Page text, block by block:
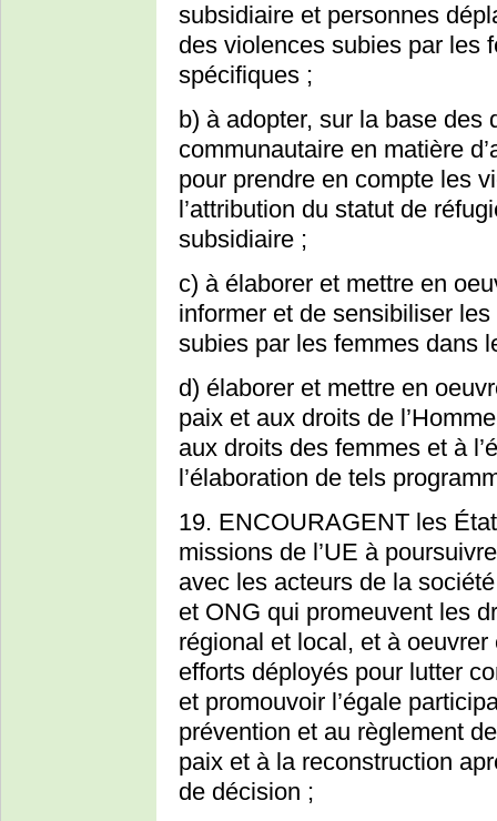
subsidiaire et personnes
des violences subies par les
spécifiques ;
b) à adopter, sur la base des
communautaire en matière
pour prendre en compte les
l’attribution du statut de
subsidiaire ;
c) à élaborer et mettre en
informer et de sensibiliser
subies par les femmes dans
d) élaborer et mettre en
paix et aux droits de
aux droits des femmes et à
l’élaboration de tels
19. ENCOURAGENT les
missions de l’UE à
avec les acteurs de la
et ONG qui promeuvent les
régional et local, et à
efforts déployés pour lutter
et promouvoir l’égale
prévention et au règlement
paix et à la reconstruction
de décision ;